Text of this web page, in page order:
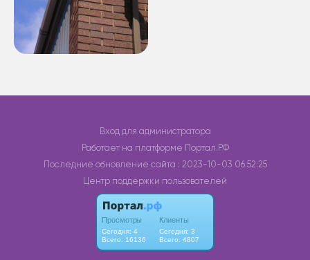
Вход для администратора
Работает на платформе Портал.РФ
Последние обновление сайта : 2023-10-03 06:52:25
Центр поддержки пользователей